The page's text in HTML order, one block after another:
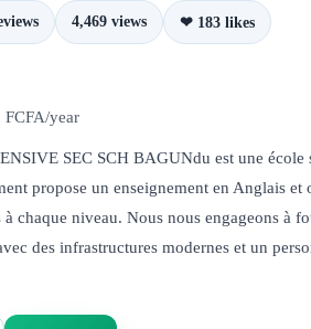
4,469 views ❤ 183 likes
year
SEC SCH BAGUNdu est une école
propose un enseignement en Anglais et
à chaque niveau. Nous nous engageons à
des infrastructures modernes et un